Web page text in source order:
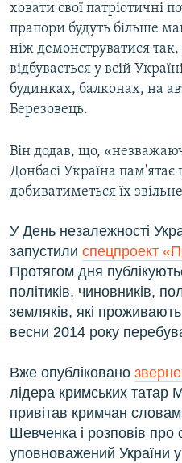
ховати свої патріотичні
прапори будуть більше
ніж демонструватися так,
відбувається у всій
будинках, балконах, на
Березовець.
Він додав, що,
Донбасі Україна
добиватиметься їх
У День незалежності
запустили спецпроект
Протягом дня
політиків, чиновників,
земляків, які
весни 2014 року
Вже опубліковано
лідера кримських татар
привітав кримчан
Шевченка і розповів про
уповноважений України